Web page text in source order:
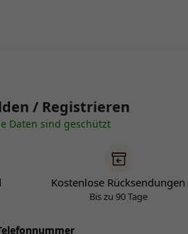
/ Registrieren
Daten sind geschützt
Kostenlose Rücksendungen
Bis zu 90 Tage